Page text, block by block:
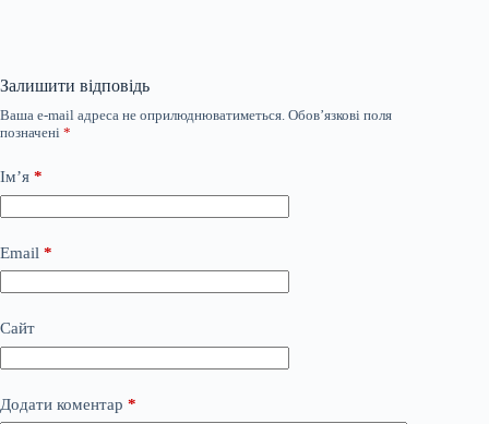
Залишити відповідь
Ваша e-mail адреса не оприлюднюватиметься. Обов’язкові поля
позначені *
Ім’я *
Email *
Сайт
Додати коментар *